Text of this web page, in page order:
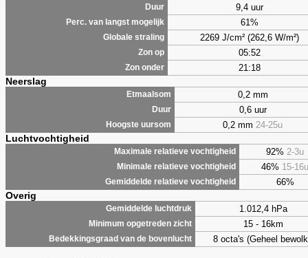
Duur 9,4 uur
Perc. van langst mogelijk 61%
Globale straling 2269 J/cm² (262,6 W/m²)
Zon op 05:52
Zon onder 21:18
Neerslag
Etmaalsom 0,2 mm
Duur 0,6 uur
Hoogste uursom 0,2 mm 24-25u
Luchtvochtigheid
Maximale relatieve vochtigheid 92% 2-3u
Minimale relatieve vochtigheid 46% 15-16u
Gemiddelde relatieve vochtigheid 66%
Overig
Gemiddelde luchtdruk 1.012,4 hPa
Minimum opgetreden zicht 15 - 16km
Bedekkingsgraad van de bovenlucht 8 octa's (Geheel